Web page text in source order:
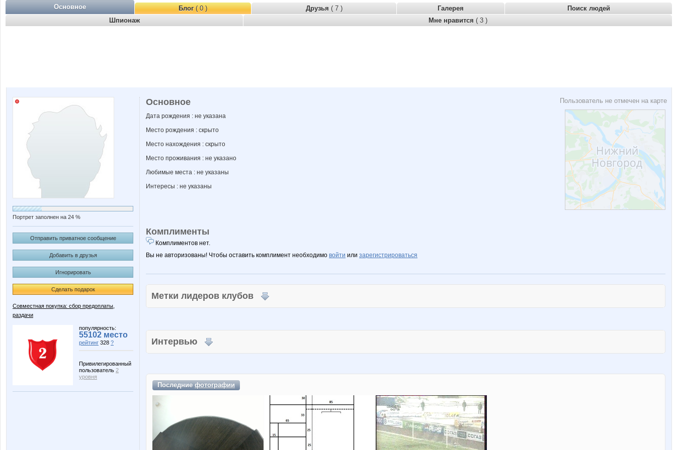
Основное Блог( 0 ) Друзья ( 7 ) Галерея
Поиск людей
Шпионаж
Мне нравится ( 3 )
Портрет заполнен на 24 %
Отправить приватное сообщение
Добавить в друзья
Игнорировать
Сделать подарок
Совместная покупка: сбор предоплаты,
раздачи
популярность:
55102 место
рейтинг 328 ?
Привилегированный
пользователь 2
уровня
Пользователь не отмечен на карте
Основное
Дата рождения : не указана
Место рождения : скрыто
Место нахождения : скрыто
Место проживания : не указано
Любимые места : не указаны
Интересы : не указаны
Комплименты
Комплиментов нет.
Вы не авторизованы! Чтобы оставить комплимент необходимо войти или зарегистрироваться
Метки лидеров клубов
Интервью
Последниефотографии